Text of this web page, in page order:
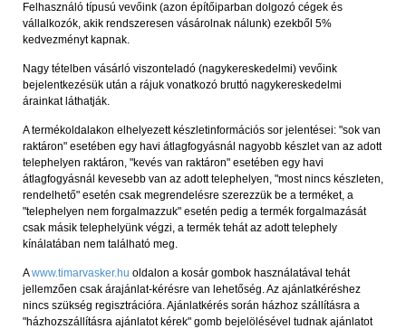
Felhasználó típusú vevőink (azon építőiparban dolgozó cégek és
vállalkozók, akik rendszeresen vásárolnak nálunk) ezekből 5%
kedvezményt kapnak.
Nagy tételben vásárló viszonteladó (nagykereskedelmi) vevőink
bejelentkezésük után a rájuk vonatkozó bruttó nagykereskedelmi
árainkat láthatják.
A termékoldalakon elhelyezett készletinformációs sor jelentései: "sok van
raktáron" esetében egy havi átlagfogyásnál nagyobb készlet van az adott
telephelyen raktáron, "kevés van raktáron" esetében egy havi
átlagfogyásnál kevesebb van az adott telephelyen, "most nincs készleten,
rendelhető" esetén csak megrendelésre szerezzük be a terméket, a
"telephelyen nem forgalmazzuk" esetén pedig a termék forgalmazását
csak másik telephelyünk végzi, a termék tehát az adott telephely
kínálatában nem található meg.
Awww.timarvasker.hu oldalon a kosár gombok használatával tehát
jellemzően csak árajánlat-kérésre van lehetőség. Az ajánlatkéréshez
nincs szükség regisztrációra. Ajánlatkérés során házhoz szállításra a
"házhozszállításra ajánlatot kérek" gomb bejelölésével tudnak ajánlatot